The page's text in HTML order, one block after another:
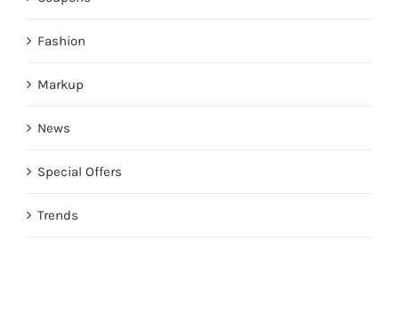
Fashion
Markup
News
Special Offers
Trends